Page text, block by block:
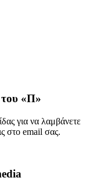
«Π»
για να λαμβάνετε
στο email σας.